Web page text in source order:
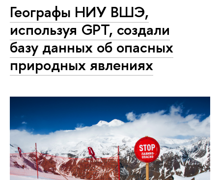
Географы НИУ ВШЭ,
используя GPT, создали
базу данных об опасных
природных явлениях